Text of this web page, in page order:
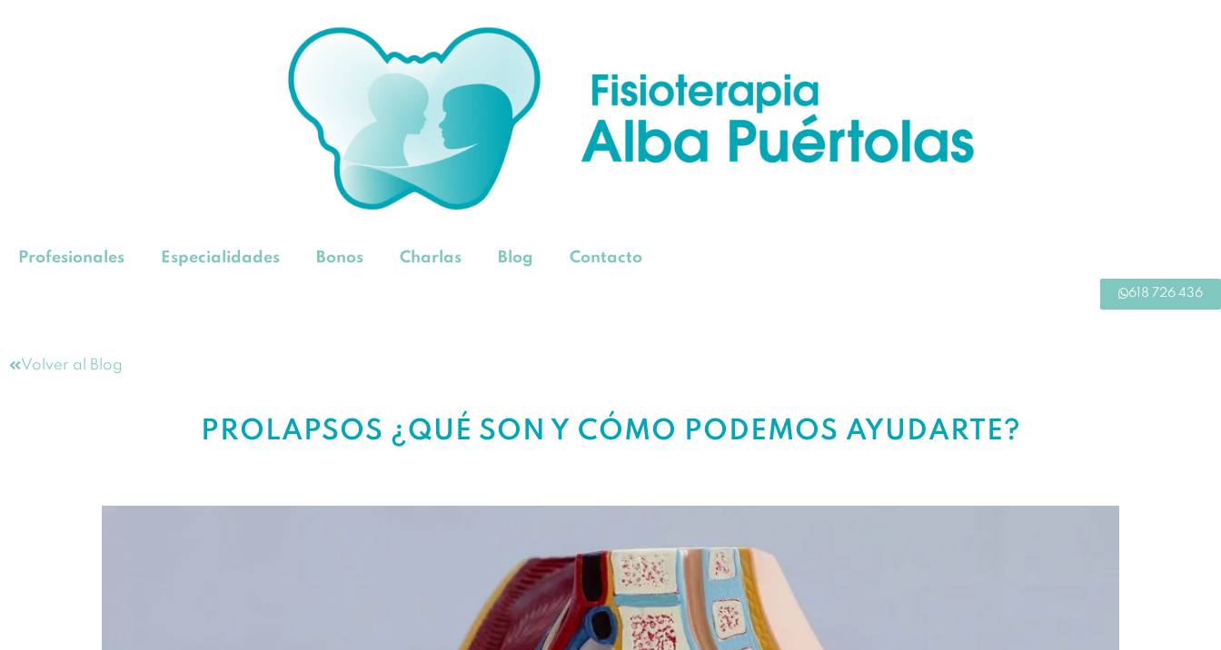
Profesionales Especialidades Bonos Charlas Blog Contacto
618 726 436
Volver al Blog
PROLAPSOS ¿QUÉ SON Y CÓMO PODEMOS AYUDARTE?